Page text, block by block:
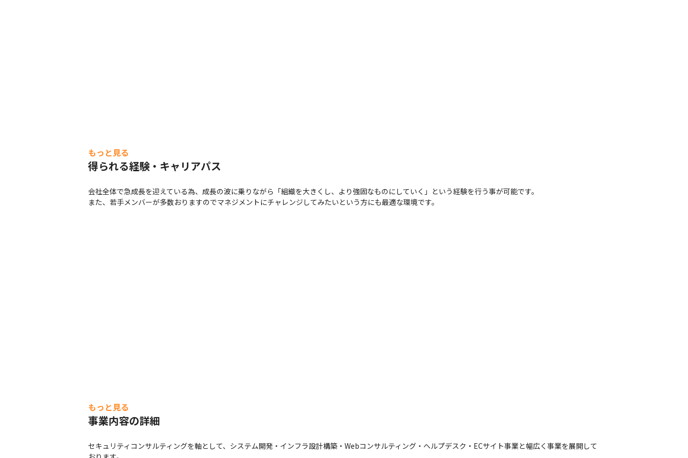
もっと見る
得られる経験・キャリアパス
会社全体で急成長を迎えている為、成長の波に乗りながら「組織を大きくし、より強固なものにしていく」という経験を行う事が可能です。
また、若手メンバーが多数おりますのでマネジメントにチャレンジしてみたいという方にも最適な環境です。
もっと見る
事業内容の詳細
セキュリティコンサルティングを軸として、システム開発・インフラ設計構築・Webコンサルティング・ヘルプデスク・ECサイト事業と幅広く事業を展開して